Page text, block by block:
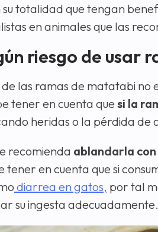
totalidad que tengan
en animales que las
riesgo de usar
de las ramas de matatabi no
tener en cuenta que si la
heridas o la pérdida de
recomienda ablandarla
tener en cuenta que si
diarrea en gatos, por tal
su ingesta adecuadamente.